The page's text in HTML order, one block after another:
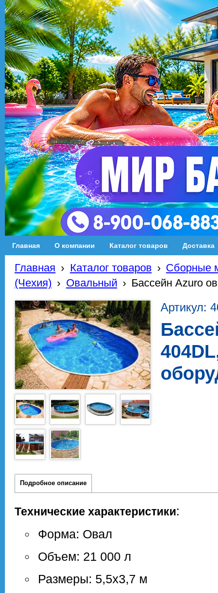
Главная О компании Каталог товаров Доставка
Главная › Каталог товаров › Сборные
(Чехия) › Овальный › Бассейн Azuro
Артикул:
Подробное описание
Технические характеристики:
Форма: Овал
Объем: 21 000 л
Размеры: 5,5х3,7 м